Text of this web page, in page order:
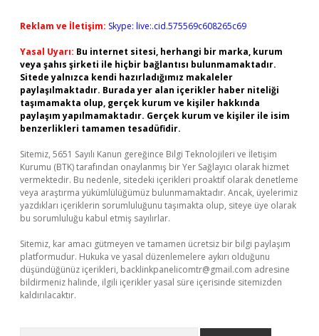
Reklam ve İletişim: Skype: live:.cid.575569c608265c69
Yasal Uyarı: Bu internet sitesi, herhangi bir marka, kurum
veya şahıs şirketi ile hiçbir bağlantısı bulunmamaktadır.
Sitede yalnızca kendi hazırladığımız makaleler
paylaşılmaktadır. Burada yer alan içerikler haber niteliği
taşımamakta olup, gerçek kurum ve kişiler hakkında
paylaşım yapılmamaktadır. Gerçek kurum ve kişiler ile isim
benzerlikleri tamamen tesadüfidir.
Sitemiz, 5651 Sayılı Kanun gereğince Bilgi Teknolojileri ve İletişim
Kurumu (BTK) tarafından onaylanmış bir Yer Sağlayıcı olarak hizmet
vermektedir. Bu nedenle, sitedeki içerikleri proaktif olarak denetleme
veya araştırma yükümlülüğümüz bulunmamaktadır. Ancak, üyelerimiz
yazdıkları içeriklerin sorumluluğunu taşımakta olup, siteye üye olarak
bu sorumluluğu kabul etmiş sayılırlar.
Sitemiz, kar amacı gütmeyen ve tamamen ücretsiz bir bilgi paylaşım
platformudur. Hukuka ve yasal düzenlemelere aykırı olduğunu
düşündüğünüz içerikleri, backlinkpanelicomtr@gmail.com adresine
bildirmeniz halinde, ilgili içerikler yasal süre içerisinde sitemizden
kaldırılacaktır.